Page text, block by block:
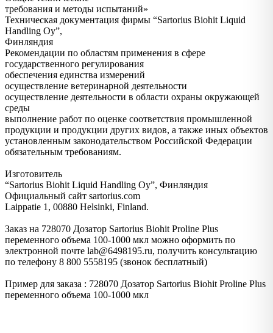
требования и методы испытаний»
Техническая документация фирмы “Sartorius Biohit Liquid
Handling Oy”,
Финляндия
Рекомендации по областям применения в сфере
государственного регулирования
обеспечения единства измерений
осуществление ветеринарной деятельности
осуществление деятельности в области охраны окружающей
среды
выполнение работ по оценке соответствия промышленной
продукции и продукции других видов, а также иных объектов
установленным законодательством Российской Федерации
обязательным требованиям.
Изготовитель
“Sartorius Biohit Liquid Handling Oy”, Финляндия
Официальный сайт sartorius.com
Laippatie 1, 00880 Helsinki, Finland.
Заказ на 728070 Дозатор Sartorius Biohit Proline Plus
переменного объема 100-1000 мкл можно оформить по
электронной почте lab@6498195.ru, получить консультацию
по телефону 8 800 5558195 (звонок бесплатный)
Пример для заказа : 728070 Дозатор Sartorius Biohit Proline Plus
переменного объема 100-1000 мкл